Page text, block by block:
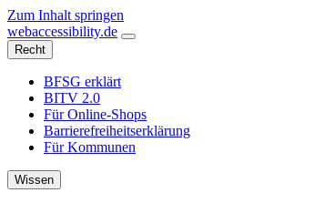
Zum Inhalt springen
webaccessibility.de
Recht
BFSG erklärt
BITV 2.0
Für Online-Shops
Barrierefreiheitserklärung
Für Kommunen
Wissen